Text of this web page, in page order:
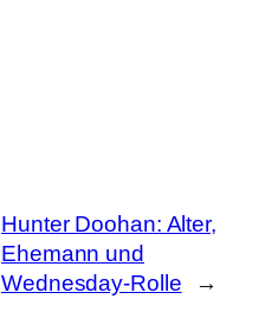
Hunter Doohan: Alter,
Ehemann und
Wednesday-Rolle
→